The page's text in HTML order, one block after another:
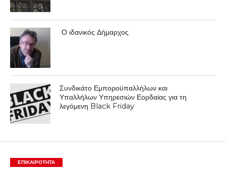
Ο ιδανικός Δήμαρχος
Συνδικάτο Εμποροϋπαλλήλων και
Υπαλλήλων Υπηρεσιών Εορδαίας για τη
λεγόμενη Black Friday
ΕΠΙΚΑΙΡΟΤΗΤΑ